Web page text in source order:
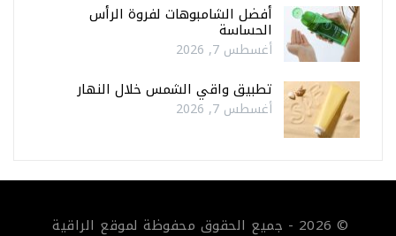
أفضل الشامبوهات لفروة الرأس
الحساسة
أغسطس 7, 2026
تطبيق واقي الشمس خلال النهار
أغسطس 7, 2026
© 2026 - جميع الحقوق محفوظة لموقع الراقية